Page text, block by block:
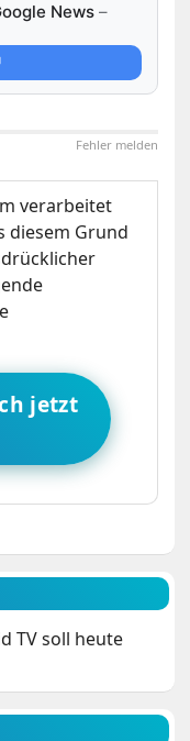
News –
Fehler melden
verarbeitet
diesem Grund
jetzt
TV soll heute